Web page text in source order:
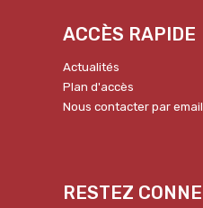
ACCÈS RAPIDE
Actualités
Plan d'accès
Nous contacter par email